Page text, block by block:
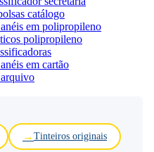
catálogo
anéis em polipropileno
polipropileno
em cartão
arquivo
Tinteiros originais